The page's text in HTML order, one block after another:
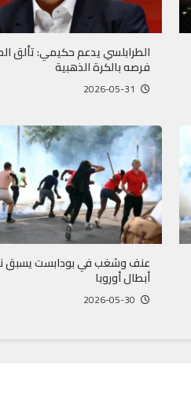
الطرابلسي يدعم حكيمي: تألق
فرصه بالكرة الذهبية
عنف وشغب في بودابست يسبق
أبطال أوروبا